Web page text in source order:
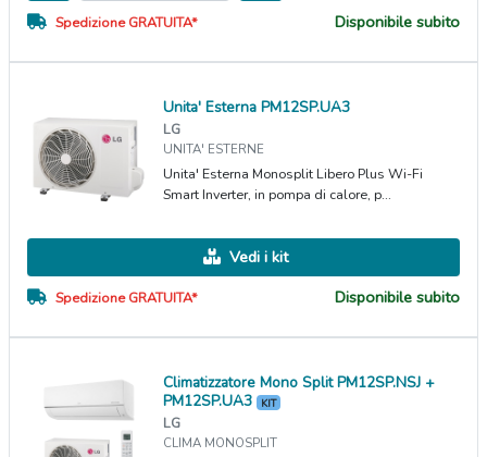
Spedizione GRATUITA* Disponibile subito
Unita' Esterna PM12SP.UA3
LG
UNITA' ESTERNE
Unita' Esterna Monosplit Libero Plus Wi-Fi
Smart Inverter, in pompa di calore, p...
Vedi i kit
Spedizione GRATUITA* Disponibile subito
Climatizzatore Mono Split PM12SP.NSJ +
PM12SP.UA3 KIT
LG
CLIMA MONOSPLIT